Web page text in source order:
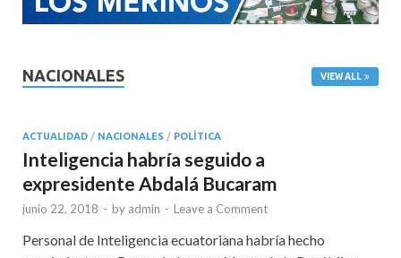
NACIONALES VIEW ALL
ACTUALIDAD / NACIONALES / POLÍTICA
Inteligencia habría seguido a
expresidente Abdalá Bucaram
junio 22, 2018 - by admin - Leave a Comment
Personal de Inteligencia ecuatoriana habría hecho